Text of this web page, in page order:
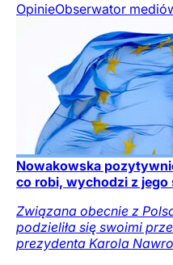
OpinieObserwator
Nowakowska
co robi, wychodzi z jego
Związana obecnie z
podzieliła się swoimi
prezydenta Karola